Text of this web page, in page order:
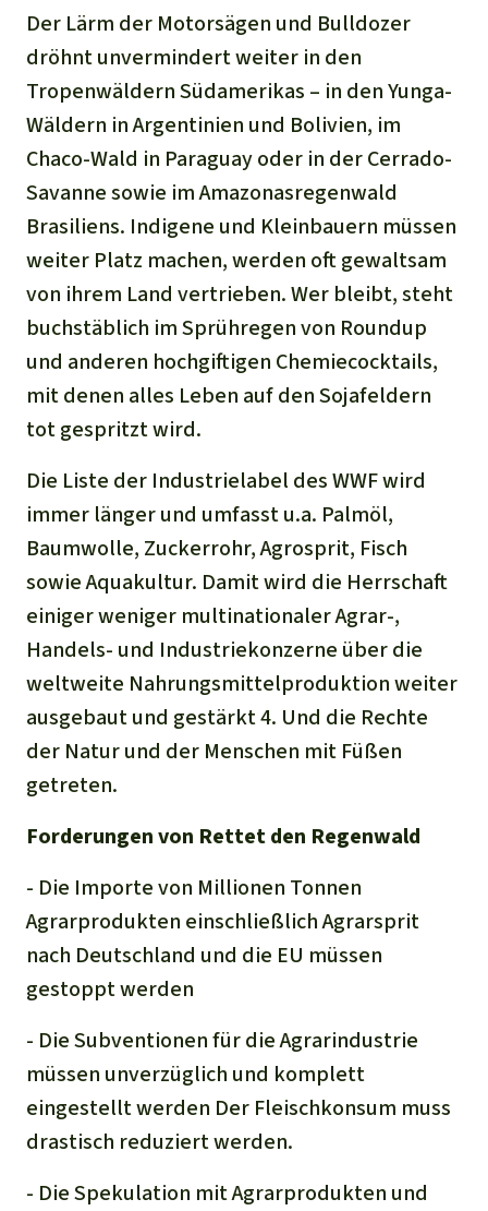
Der Lärm der Motorsägen und Bulldozer
dröhnt unvermindert weiter in den
Tropenwäldern Südamerikas – in den Yunga-
Wäldern in Argentinien und Bolivien, im
Chaco-Wald in Paraguay oder in der Cerrado-
Savanne sowie im Amazonasregenwald
Brasiliens. Indigene und Kleinbauern müssen
weiter Platz machen, werden oft gewaltsam
von ihrem Land vertrieben. Wer bleibt, steht
buchstäblich im Sprühregen von Roundup
und anderen hochgiftigen Chemiecocktails,
mit denen alles Leben auf den Sojafeldern
tot gespritzt wird.
Die Liste der Industrielabel des WWF wird
immer länger und umfasst u.a. Palmöl,
Baumwolle, Zuckerrohr, Agrosprit, Fisch
sowie Aquakultur. Damit wird die Herrschaft
einiger weniger multinationaler Agrar-,
Handels- und Industriekonzerne über die
weltweite Nahrungsmittelproduktion weiter
ausgebaut und gestärkt 4. Und die Rechte
der Natur und der Menschen mit Füßen
getreten.
Forderungen von Rettet den Regenwald
- Die Importe von Millionen Tonnen
Agrarprodukten einschließlich Agrarsprit
nach Deutschland und die EU müssen
gestoppt werden
- Die Subventionen für die Agrarindustrie
müssen unverzüglich und komplett
eingestellt werden Der Fleischkonsum muss
drastisch reduziert werden.
- Die Spekulation mit Agrarprodukten und